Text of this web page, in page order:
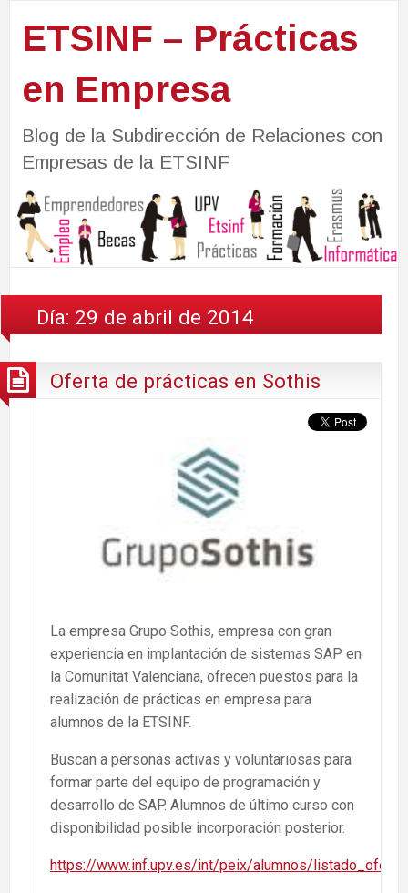
ETSINF – Prácticas
en Empresa
Blog de la Subdirección de Relaciones con
Empresas de la ETSINF
Día: 29 de abril de 2014
Oferta de prácticas en Sothis
La empresa Grupo Sothis, empresa con gran
experiencia en implantación de sistemas SAP en
la Comunitat Valenciana, ofrecen puestos para la
realización de prácticas en empresa para
alumnos de la ETSINF.
Buscan a personas activas y voluntariosas para
formar parte del equipo de programación y
desarrollo de SAP. Alumnos de último curso con
disponibilidad posible incorporación posterior.
https://www.inf.upv.es/int/peix/alumnos/